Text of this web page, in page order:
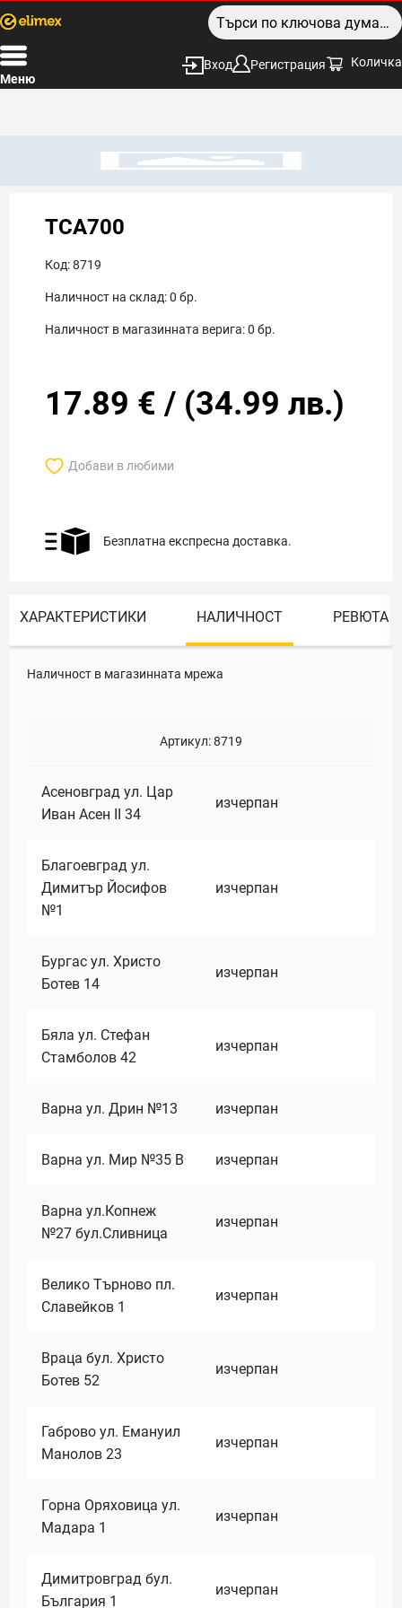
Меню
Вход Регистрация Количка
TCA700
Код:8719
Наличност на склад:0 бр.
Наличност в магазинната верига:0 бр.
17.89 € / (34.99 лв.)
Добави в любими
Безплатна експресна доставка.
ХАРАКТЕРИСТИКИ НАЛИЧНОСТ РЕВЮТА
Наличност в магазинната мрежа
Артикул:8719
Асеновград ул. Цар
Иван Асен II 34
изчерпан
Благоевград ул.
Димитър Йосифов
№1
изчерпан
Бургас ул. Христо
Ботев 14
изчерпан
Бяла ул. Стефан
Стамболов 42
изчерпан
Варна ул. Дрин №13 изчерпан
Варна ул. Мир №35 В изчерпан
Варна ул.Копнеж
№27 бул.Сливница
изчерпан
Велико Търново пл.
Славейков 1
изчерпан
Враца бул. Христо
Ботев 52
изчерпан
Габрово ул. Емануил
Манолов 23
изчерпан
Горна Оряховица ул.
Мадара 1
изчерпан
Димитровград бул.
България 1
изчерпан